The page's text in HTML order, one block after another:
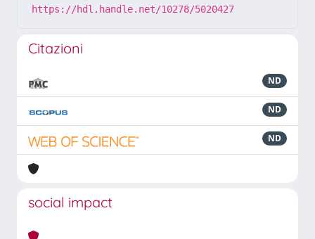
https://hdl.handle.net/10278/5020427
Citazioni
ND
ND
ND
social impact